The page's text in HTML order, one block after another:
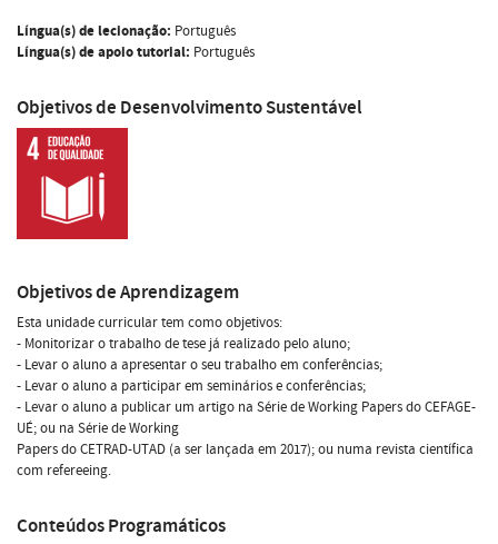
Língua(s) de lecionação: Português
Língua(s) de apoio tutorial: Português
Objetivos de Desenvolvimento Sustentável
Objetivos de Aprendizagem
Esta unidade curricular tem como objetivos:
- Monitorizar o trabalho de tese já realizado pelo aluno;
- Levar o aluno a apresentar o seu trabalho em conferências;
- Levar o aluno a participar em seminários e conferências;
- Levar o aluno a publicar um artigo na Série de Working Papers do CEFAGE-
UÉ; ou na Série de Working
Papers do CETRAD-UTAD (a ser lançada em 2017); ou numa revista científica
com refereeing.
Conteúdos Programáticos